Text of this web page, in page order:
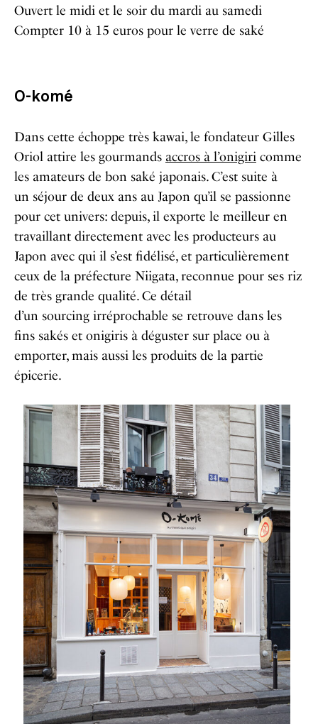
Ouvert le midi et le soir du mardi au samedi
Compter 10 à 15 euros pour le verre de saké
O-komé
Dans cette échoppe très kawai, le fondateur Gilles
Oriol attire les gourmands accros à l’onigiri comme
les amateurs de bon saké japonais. C’est suite à
un séjour de deux ans au Japon qu’il se passionne
pour cet univers: depuis, il exporte le meilleur en
travaillant directement avec les producteurs au
Japon avec qui il s’est fidélisé, et particulièrement
ceux de la préfecture Niigata, reconnue pour ses riz
de très grande qualité. Ce détail
d’un sourcing irréprochable se retrouve dans les
fins sakés et onigiris à déguster sur place ou à
emporter, mais aussi les produits de la partie
épicerie.